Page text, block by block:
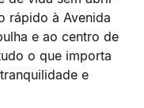
rápido à Avenida
e ao centro de
o que importa
e